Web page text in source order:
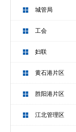
城管局
工会
妇联
黄石港片区
胜阳港片区
江北管理区